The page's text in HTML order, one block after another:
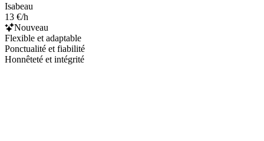
Isabeau
13 €/h
Nouveau
Flexible et adaptable
Ponctualité et fiabilité
Honnêteté et intégrité